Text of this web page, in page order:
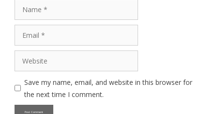
Save my name, email, and website in this browser for
the next time I comment.